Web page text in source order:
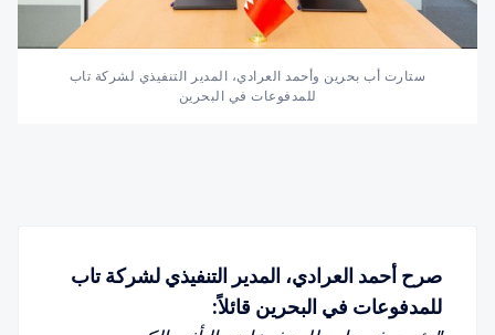
للمدفوعات في البحرين
للمدفوعات في البحرين قائلاً: